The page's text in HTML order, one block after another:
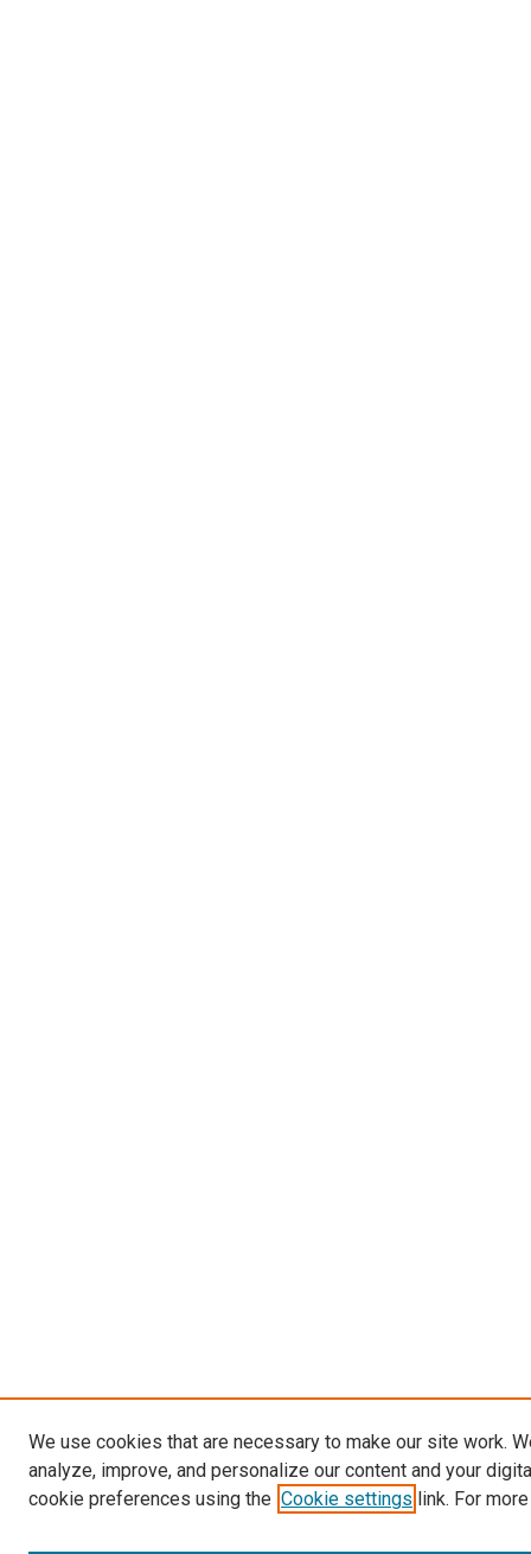
We use cookies that are necessary to make our site work.
analyze, improve, and personalize our content and your
cookie preferences using the Cookie settings link. For